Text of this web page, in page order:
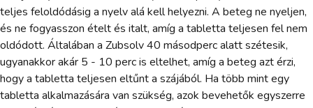
teljes feloldódásig a nyelv alá kell helyezni. A beteg ne nyeljen,
és ne fogyasszon ételt és italt, amíg a tabletta teljesen fel nem
oldódott. Általában a Zubsolv 40 másodperc alatt szétesik,
ugyanakkor akár 5 - 10 perc is eltelhet, amíg a beteg azt érzi,
hogy a tabletta teljesen eltűnt a szájából. Ha több mint egy
tabletta alkalmazására van szükség, azok bevehetők egyszerre